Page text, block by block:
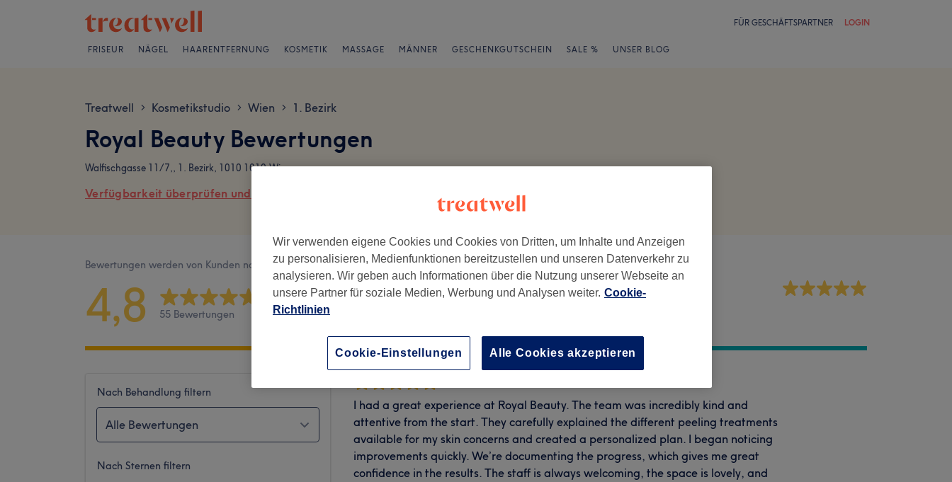
FÜR GESCHÄFTSPARTNER LOGIN
FRISEUR NÄGEL HAARENTFERNUNG KOSMETIK MASSAGE MÄNNER GESCHENKGUTSCHEIN SALE % UNSER BLOG
Treatwell > Kosmetikstudio > Wien > 1. Bezirk
Royal Beauty Bewertungen
Walfischgasse 11/7,, 1. Bezirk, 1010 1010 Wien
Verfügbarkeit überprüfen und online buchen
Bewertungen werden von Kunden nach ihrem Besuch geschrieben.
4,8 55 Bewertungen
Ambiente Service
Nach Behandlung filtern
Alle Bewertungen
Nach Sternen filtern
I had a great experience at Royal Beauty. The team was incredibly kind and
attentive from the start. They carefully explained the different peeling treatments
available for my skin concerns and created a personalized plan. I began noticing
improvements quickly. We’re documenting the progress, which gives me great
confidence in the results. The staff is always welcoming, the space is lovely, and
Wir verwenden eigene Cookies und Cookies von Dritten, um Inhalte und Anzeigen
zu personalisieren, Medienfunktionen bereitzustellen und unseren Datenverkehr zu
analysieren. Wir geben auch Informationen über die Nutzung unserer Webseite an
unsere Partner für soziale Medien, Werbung und Analysen weiter. Cookie-
Richtlinien
Alle Cookies akzeptieren
Cookie-Einstellungen